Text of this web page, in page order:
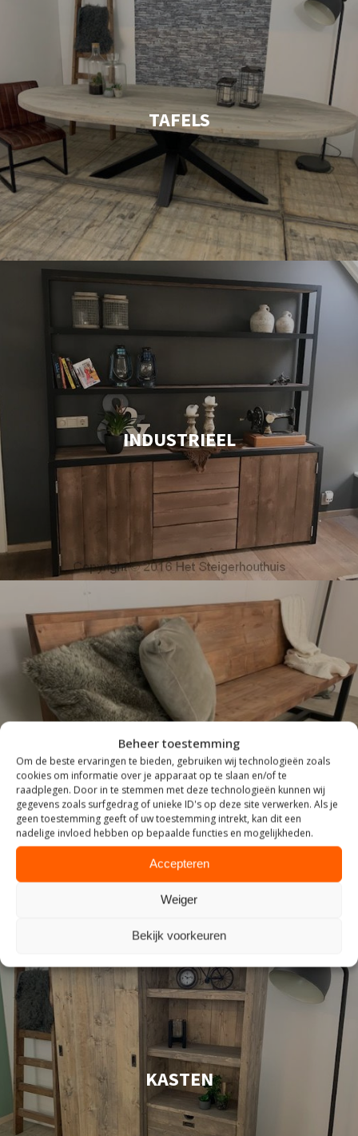
Beheer toestemming
Om de beste ervaringen te bieden, gebruiken wij technologieën zoals
cookies om informatie over je apparaat op te slaan en/of te
raadplegen. Door in te stemmen met deze technologieën kunnen wij
gegevens zoals surfgedrag of unieke ID's op deze site verwerken. Als je
geen toestemming geeft of uw toestemming intrekt, kan dit een
nadelige invloed hebben op bepaalde functies en mogelijkheden.
Accepteren
Weiger
Bekijk voorkeuren
TAFELS
INDUSTRIEEL
ZITTEN
KASTEN